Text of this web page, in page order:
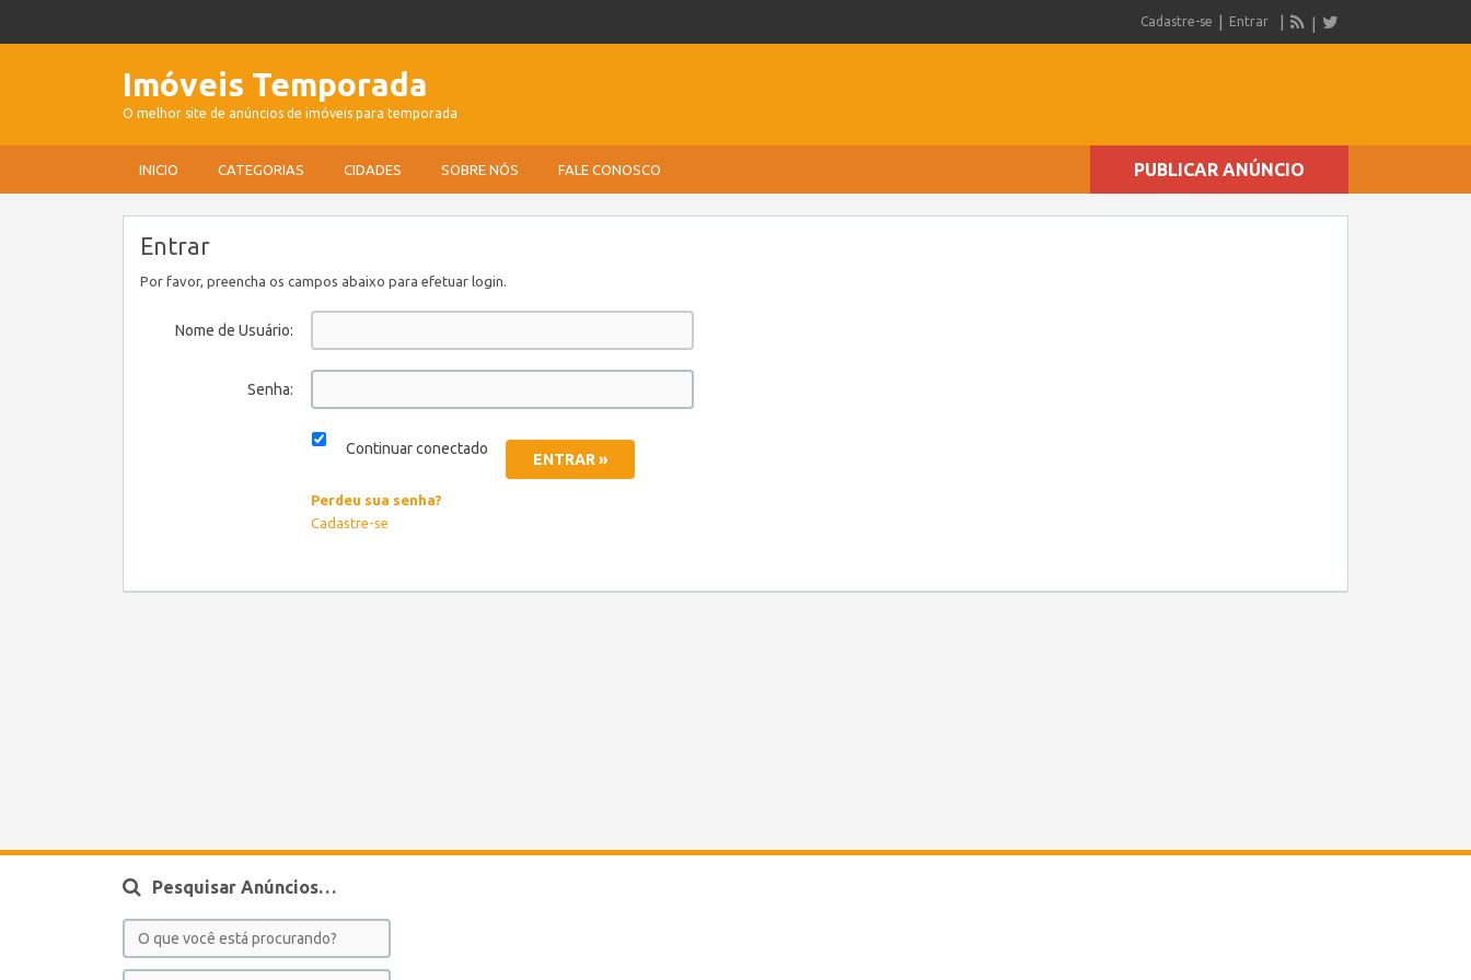
Cadastre-se Entrar
Imóveis Temporada
O melhor site de anúncios de imóveis para temporada
INICIO CATEGORIAS CIDADES SOBRE NÓS FALE CONOSCO PUBLICAR ANÚNCIO
Entrar
Por favor, preencha os campos abaixo para efetuar login.
Nome de Usuário:
Senha:
Continuar conectado
Perdeu sua senha?
Cadastre-se
Pesquisar Anúncios…